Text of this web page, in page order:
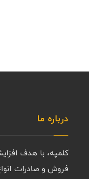
درباره ما
کلمپه، با هدف
فروش و صادرات